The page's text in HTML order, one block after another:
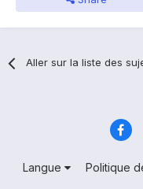
Aller sur la liste des
Langue Politique